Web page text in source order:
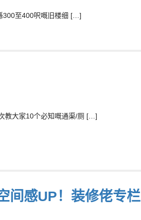
300至400呎嘅旧楼细 […]
教大家10个必知嘅通渠/厕 […]
间感UP！装修佬专栏